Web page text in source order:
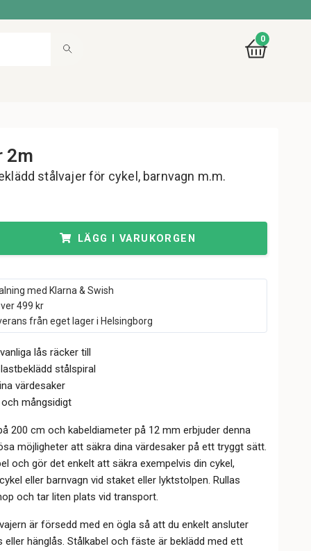
0
2m
stålvajer för cykel, barnvagn m.m.
LÄGG I VARUKORGEN
med Klarna & Swish
499 kr
från eget lager i Helsingborg
lås räcker till
stålspiral
värdesaker
mångsidigt
200 cm och kabeldiameter på 12 mm erbjuder denna
möjligheter att säkra dina värdesaker på ett tryggt sätt.
och gör det enkelt att säkra exempelvis din cykel,
eller barnvagn vid staket eller lyktstolpen. Rullas
och tar liten plats vid transport.
är försedd med en ögla så att du enkelt ansluter
eller hänglås. Stålkabel och fäste är beklädd med ett